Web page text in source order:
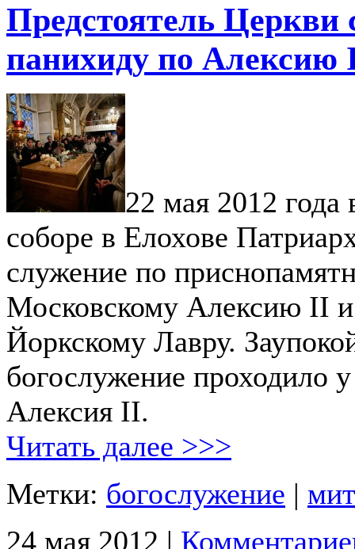
Предстоятель Церкви
панихиду по Алексию
22 мая 2012 года
соборе в Елохове
служение по
Московскому Алексию II
Йоркскому Лавру.
богослужение проходило
Алексия II.
Читать далее >>>
Метки: богослужение |
24 мая 2012 |